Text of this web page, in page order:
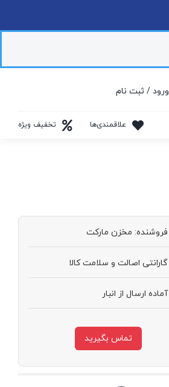
ورود / ثبت نام
علاقمندی‌ها تخفیف ویژه
فروشنده: مخزن مارکت
گارانتی اصالت و سلامت کالا
آماده ارسال از انبار
تماس بگیرید